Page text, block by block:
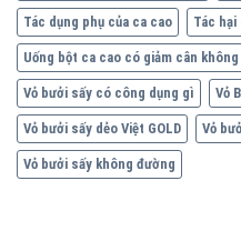
Tác dụng phụ của ca cao Tác hại
Uống bột ca cao có giảm cân không
Vỏ bưởi sấy có công dụng gì Vỏ
Vỏ bưởi sấy dẻo Việt GOLD Vỏ
Vỏ bưởi sấy không đường